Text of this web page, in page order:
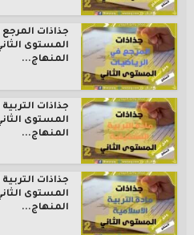
جذاذات
المستوى
المنهاج...
جذاذات
المستوى
المنهاج...
جذاذات
المستوى
المنهاج...